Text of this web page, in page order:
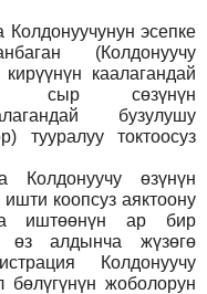
Колдонуучунун эсепке
(Колдонуучу
каалагандай
сыр сөзүнүн
бузулушу
тууралуу токтоосуз
Колдонуучу өзүнүн
коопсуз аяктоону
иштөөнүн ар бир
өз алдынча жүзөгө
Колдонуучу
жоболорун